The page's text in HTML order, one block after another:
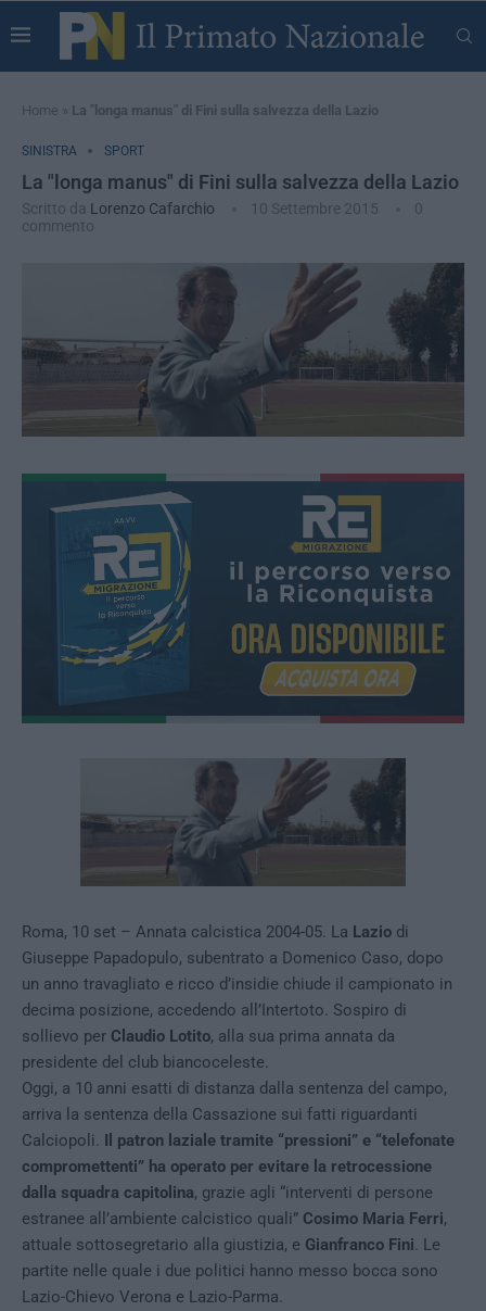
Home » La "longa manus" di Fini sulla salvezza della Lazio
SINISTRA SPORT
La "longa manus" di Fini sulla salvezza della Lazio
Scritto da Lorenzo Cafarchio 10 Settembre 2015
0
commento
Roma, 10 set – Annata calcistica 2004-05. La Lazio di
Giuseppe Papadopulo, subentrato a Domenico Caso, dopo
un anno travagliato e ricco d’insidie chiude il campionato in
decima posizione, accedendo all’Intertoto. Sospiro di
sollievo per Claudio Lotito, alla sua prima annata da
presidente del club biancoceleste.
Oggi, a 10 anni esatti di distanza dalla sentenza del campo,
arriva la sentenza della Cassazione sui fatti riguardanti
Calciopoli. Il patron laziale tramite “pressioni” e “telefonate
compromettenti” ha operato per evitare la retrocessione
dalla squadra capitolina, grazie agli “interventi di persone
estranee all’ambiente calcistico quali” Cosimo Maria Ferri,
attuale sottosegretario alla giustizia, e Gianfranco Fini. Le
partite nelle quale i due politici hanno messo bocca sono
Lazio-Chievo Verona e Lazio-Parma.